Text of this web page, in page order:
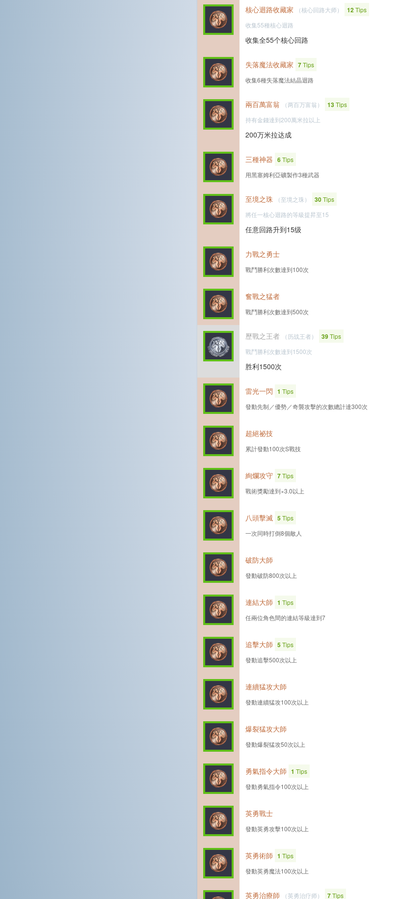
核心迴路收藏家 （核心回路大师） 12Tips
收集55種核心迴路
收集全55个核心回路
失落魔法收藏家 7Tips
收集6種失落魔法結晶迴路
兩百萬富翁 （两百万富翁） 13Tips
持有金錢達到200萬米拉以上
200万米拉达成
三種神器 6Tips
用黑塞姆利亞礦製作3種武器
至境之珠 （至境之珠） 30Tips
將任一核心迴路的等級提昇至15
任意回路升到15级
力戰之勇士
戰鬥勝利次數達到100次
奮戰之猛者
戰鬥勝利次數達到500次
歷戰之王者 （历战王者） 39Tips
戰鬥勝利次數達到1500次
胜利1500次
雷光一閃 1 Tips
發動先制／優勢／奇襲攻擊的次數總計達300次
超絕祕技
累計發動100次S戰技
絢爛攻守 7Tips
戰術獎勵達到×3.0以上
八頭擊滅 5Tips
一次同時打倒8個敵人
破防大師
發動破防800次以上
連結大師 1 Tips
任兩位角色間的連結等級達到7
追擊大師 5Tips
發動追擊500次以上
連續猛攻大師
發動連續猛攻100次以上
爆裂猛攻大師
發動爆裂猛攻50次以上
勇氣指令大師 1 Tips
發動勇氣指令100次以上
英勇戰士
發動英勇攻擊100次以上
英勇術師 1 Tips
發動英勇魔法100次以上
英勇治療師 （英勇治疗师） 7Tips